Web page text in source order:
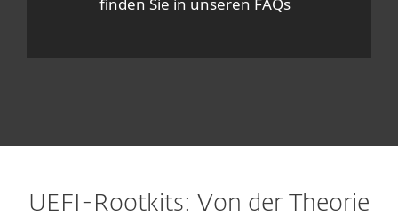
UEFI-Rootkits: Von der Theorie